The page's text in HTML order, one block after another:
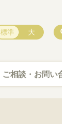
ご相談・お問い
標準 大